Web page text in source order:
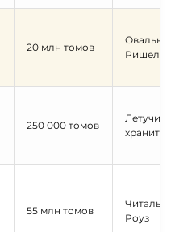
20 млн томов
Овальный зал
Ришелье
250 000 томов
Летучие
хранители
55 млн томов
Читальный
Роуз